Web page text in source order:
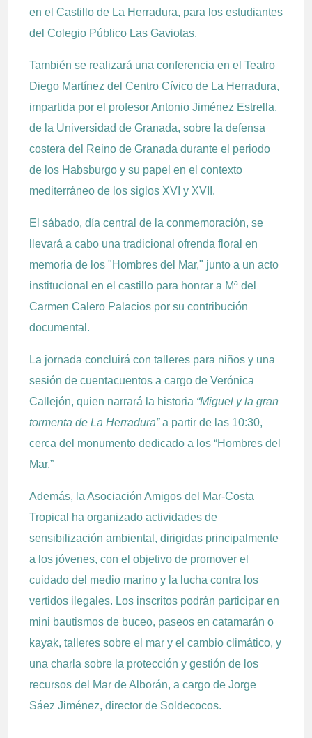
en el Castillo de La Herradura, para los estudiantes
del Colegio Público Las Gaviotas.
También se realizará una conferencia en el Teatro
Diego Martínez del Centro Cívico de La Herradura,
impartida por el profesor Antonio Jiménez Estrella,
de la Universidad de Granada, sobre la defensa
costera del Reino de Granada durante el periodo
de los Habsburgo y su papel en el contexto
mediterráneo de los siglos XVI y XVII.
El sábado, día central de la conmemoración, se
llevará a cabo una tradicional ofrenda floral en
memoria de los "Hombres del Mar," junto a un acto
institucional en el castillo para honrar a Mª del
Carmen Calero Palacios por su contribución
documental.
La jornada concluirá con talleres para niños y una
sesión de cuentacuentos a cargo de Verónica
Callejón, quien narrará la historia “Miguel y la gran
tormenta de La Herradura”a partir de las 10:30,
cerca del monumento dedicado a los “Hombres del
Mar.”
Además, la Asociación Amigos del Mar-Costa
Tropical ha organizado actividades de
sensibilización ambiental, dirigidas principalmente
a los jóvenes, con el objetivo de promover el
cuidado del medio marino y la lucha contra los
vertidos ilegales. Los inscritos podrán participar en
mini bautismos de buceo, paseos en catamarán o
kayak, talleres sobre el mar y el cambio climático, y
una charla sobre la protección y gestión de los
recursos del Mar de Alborán, a cargo de Jorge
Sáez Jiménez, director de Soldecocos.